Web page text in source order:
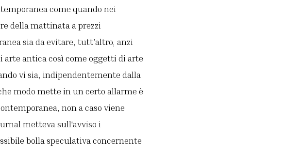
come quando nei
della mattinata a prezzi
sia da evitare, tutt’altro, anzi
antica così come oggetti di arte
vi sia, indipendentemente dalla
modo mette in un certo allarme è
non a caso viene
metteva sull'avviso i
bolla speculativa concernente